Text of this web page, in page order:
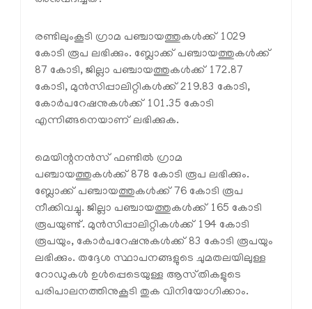
രണ്ടിലുംകൂടി ഗ്രാമ പഞ്ചായത്തുകൾക്ക്‌ 1029
കോടി രൂപ ലഭിക്കും. ബ്ലോക്ക്‌ പഞ്ചായത്തുകൾക്ക്‌
87 കോടി, ജില്ലാ പഞ്ചായത്തുകൾക്ക്‌ 172.87
കോടി, മുൻസിപ്പാലിറ്റികൾക്ക്‌ 219.83 കോടി,
കോർപറേഷനുകൾക്ക്‌ 101.35 കോടി
എന്നിങ്ങനെയാണ്‌ ലഭിക്കുക.
മെയിന്റനൻസ്‌ ഫണ്ടിൽ ഗ്രാമ
പഞ്ചായത്തുകൾക്ക്‌ 878 കോടി രൂപ ലഭിക്കും.
ബ്ലോക്ക്‌ പഞ്ചായത്തുകൾക്ക്‌ 76 കോടി രൂപ
നീക്കിവച്ചു. ജില്ലാ പഞ്ചായത്തുകൾക്ക്‌ 165 കോടി
രൂപയുണ്ട്‌. മുൻസിപ്പാലിറ്റികൾക്ക്‌ 194 കോടി
രൂപയും, കോർപറേഷനുകൾക്ക്‌ 83 കോടി രൂപയും
ലഭിക്കും. തദ്ദേശ സ്ഥാപനങ്ങളുടെ ചുമതലയിലുള്ള
റോഡുകൾ ഉൾപ്പെടെയുള്ള ആസ്‌തികളുടെ
പരിപാലനത്തിനുകൂടി തുക വിനിയോഗിക്കാം.